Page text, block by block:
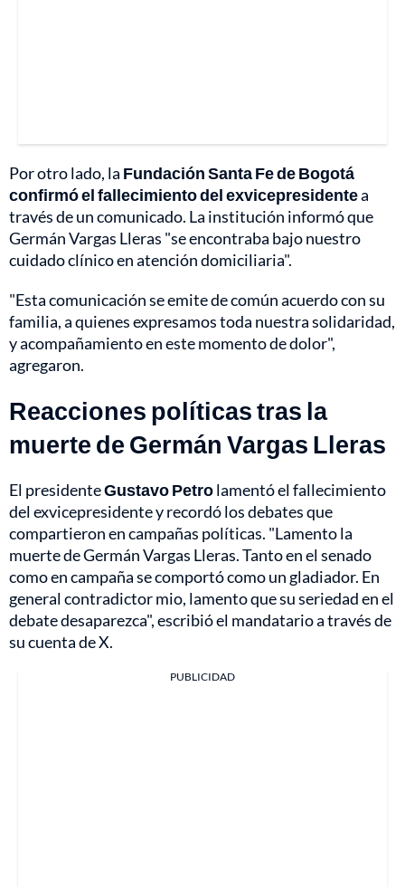
Por otro lado, la Fundación Santa Fe de Bogotá
confirmó el fallecimiento del exvicepresidentea
través de un comunicado. La institución informó que
Germán Vargas Lleras "se encontraba bajo nuestro
cuidado clínico en atención domiciliaria".
"Esta comunicación se emite de común acuerdo con su
familia, a quienes expresamos toda nuestra solidaridad,
y acompañamiento en este momento de dolor",
agregaron.
Reacciones políticas tras la
muerte de Germán Vargas Lleras
El presidenteGustavo Petrolamentó el fallecimiento
del exvicepresidente y recordó los debates que
compartieron en campañas políticas. "Lamento la
muerte de Germán Vargas Lleras. Tanto en el senado
como en campaña se comportó como un gladiador. En
general contradictor mio, lamento que su seriedad en el
debate desaparezca", escribió el mandatario a través de
su cuenta de X.
PUBLICIDAD